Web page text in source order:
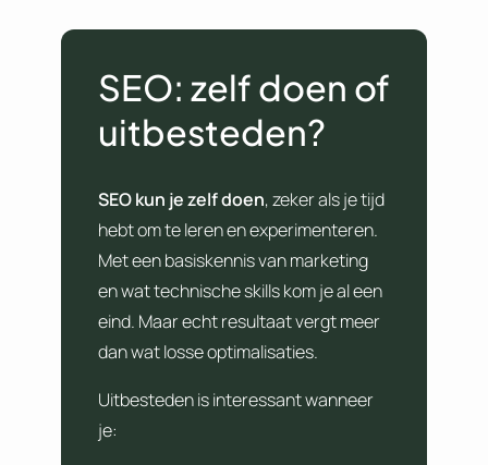
SEO: zelf doen of
uitbesteden?
SEO kun je zelf doen, zeker als je tijd
hebt om te leren en experimenteren.
Met een basiskennis van marketing
en wat technische skills kom je al een
eind. Maar echt resultaat vergt meer
dan wat losse optimalisaties.
Uitbesteden is interessant wanneer
je: